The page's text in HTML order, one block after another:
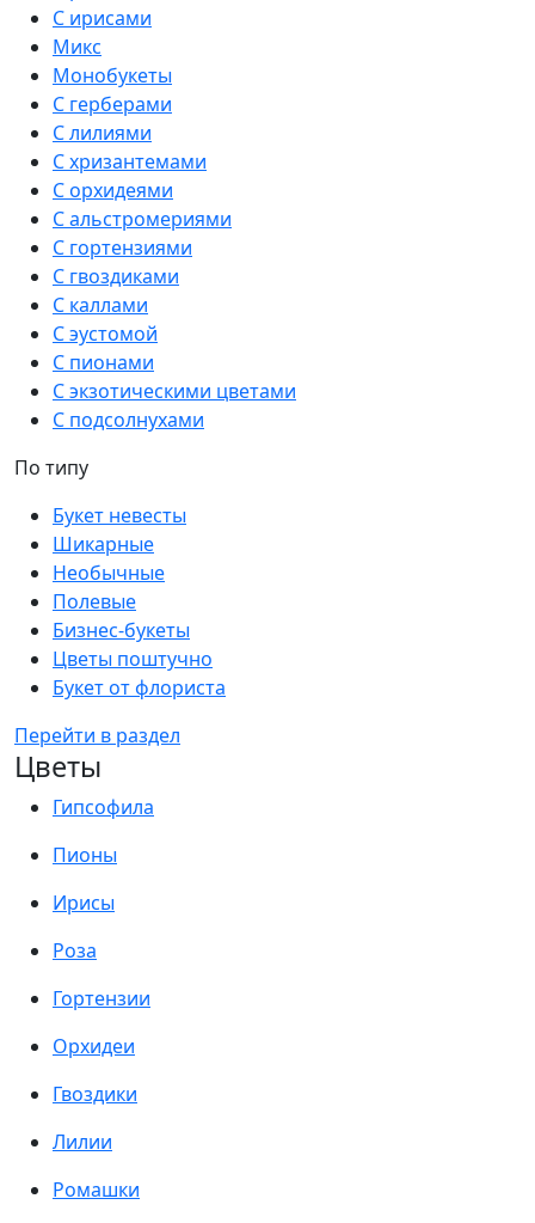
С ирисами
Микс
Монобукеты
С герберами
С лилиями
С хризантемами
С орхидеями
С альстромериями
С гортензиями
С гвоздиками
С каллами
С эустомой
С пионами
С экзотическими цветами
С подсолнухами
По типу
Букет невесты
Шикарные
Необычные
Полевые
Бизнес-букеты
Цветы поштучно
Букет от флориста
Перейти в раздел
Цветы
Гипсофила
Пионы
Ирисы
Роза
Гортензии
Орхидеи
Гвоздики
Лилии
Ромашки